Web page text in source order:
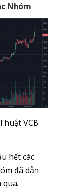
Nhóm
VCB
hết các
đã dẫn